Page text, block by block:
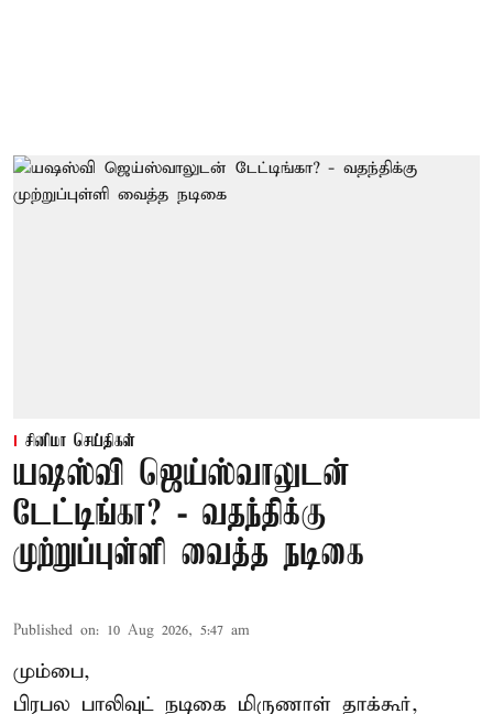
சினிமா செய்திகள்
யஷஸ்வி ஜெய்ஸ்வாலுடன்
டேட்டிங்கா? - வதந்திக்கு
முற்றுப்புள்ளி வைத்த நடிகை
Published on: 10 Aug 2026, 5:47 am
மும்பை,
பிரபல பாலிவுட் நடிகை மிருணாள் தாக்கூர்,